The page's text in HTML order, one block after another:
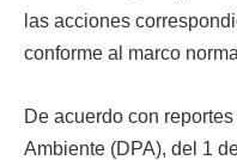
las acciones
conforme al marco
De acuerdo con
Ambiente (DPA), del 1